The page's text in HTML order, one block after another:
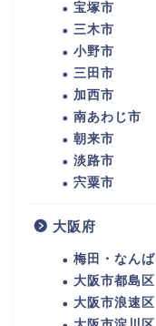
宝塚市
三木市
小野市
三田市
加西市
南あわじ市
朝来市
淡路市
宍粟市
大阪府
梅田・なんば
大阪市都島区
大阪市浪速区